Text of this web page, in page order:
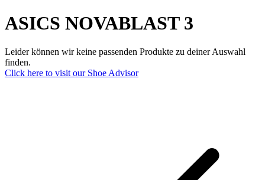
ASICS NOVABLAST 3
Leider können wir keine passenden Produkte zu deiner Auswahl
finden.
Click here to visit our Shoe Advisor